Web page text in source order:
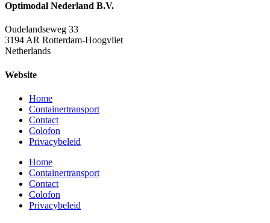
Optimodal Nederland B.V.
Oudelandseweg 33
3194 AR Rotterdam-Hoogvliet
Netherlands
Website
Home
Containertransport
Contact
Colofon
Privacybeleid
Home
Containertransport
Contact
Colofon
Privacybeleid